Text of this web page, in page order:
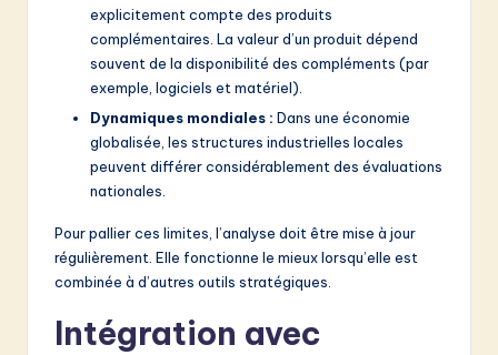
explicitement compte des produits
complémentaires. La valeur d’un produit dépend
souvent de la disponibilité des compléments (par
exemple, logiciels et matériel).
Dynamiques mondiales : Dans une économie
globalisée, les structures industrielles locales
peuvent différer considérablement des évaluations
nationales.
Pour pallier ces limites, l’analyse doit être mise à jour
régulièrement. Elle fonctionne le mieux lorsqu’elle est
combinée à d’autres outils stratégiques.
Intégration avec